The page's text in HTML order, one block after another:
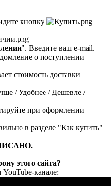
кнопку
". Введите ваш e-mail.
о поступлении
стоимость доставки
/ Удобнее / Дешевле /
при оформлении
в разделе "Как купить"
этого сайта?
канале: